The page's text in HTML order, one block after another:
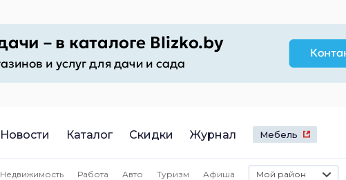
Новости Каталог Скидки Журнал Мебель
Недвижимость Работа Авто Туризм Афиша Мой район